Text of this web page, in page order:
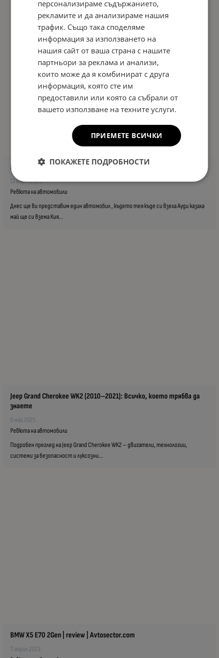
Представяме ви Kia CEED 3 gen CD ! Вече не просто такси!
11 март 2023
Ревюта на автомобили
Днес ще ви представим един автомобил , където тея къде си взеха Ауди казаха
май ще си взема Кия...
Jeep Grand Cherokee WK2 (2010–2021): Всичко, което трябва да
знаете
6 май 2025
Ревюта на автомобили
Подробен преглед на Jeep Grand Cherokee WK2 – двигатели, технологии,
системи за безопасност и луксозни...
BMW X5 E70 2Gen | review | Avtosector.com
7 април 2023
персонализираме съдържанието,
рекламите и да анализираме нашия
трафик. Също така споделяме
информация за използването на
нашия сайт от ваша страна с нашите
партньори за реклама и анализи,
които може да я комбинират с друга
информация, която сте им
предоставили или която са събрали от
вашето използване на техните услуги.
ПРИЕМЕТЕ ВСИЧКИ
ПОКАЖЕТЕ ПОДРОБНОСТИ